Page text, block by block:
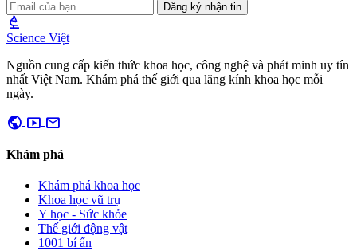
Đăng ký nhận tin
biotech
Science Việt
Nguồn cung cấp kiến thức khoa học, công nghệ và phát minh uy tín
nhất Việt Nam. Khám phá thế giới qua lăng kính khoa học mỗi
ngày.
public smart_display mail
Khám phá
Khám phá khoa học
Khoa học vũ trụ
Y học - Sức khỏe
Thế giới động vật
1001 bí ẩn